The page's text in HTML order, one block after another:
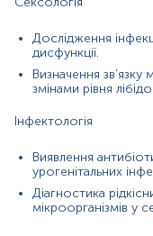
тест-систем.
Секрет простати для
Після відбору
Відбір біоматеріалу
після закінчення курсу
імунобіологічними,
Дослідження
дисфункції.
Визначення
змінами рівня лібідо.
Інфектологія
Виявлення
урогенітальних
Діагностика
мікроорганізмів у